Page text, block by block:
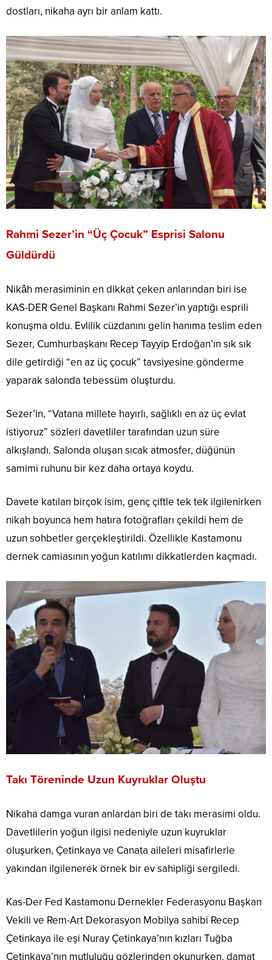
dostları, nikaha ayrı bir anlam kattı.
Rahmi Sezer’in “Üç Çocuk” Esprisi Salonu
Güldürdü
Nikâh merasiminin en dikkat çeken anlarından biri ise
KAS-DER Genel Başkanı Rahmi Sezer’in yaptığı esprili
konuşma oldu. Evlilik cüzdanını gelin hanıma teslim eden
Sezer, Cumhurbaşkanı Recep Tayyip Erdoğan’ın sık sık
dile getirdiği “en az üç çocuk” tavsiyesine gönderme
yaparak salonda tebessüm oluşturdu.
Sezer’in, “Vatana millete hayırlı, sağlıklı en az üç evlat
istiyoruz” sözleri davetliler tarafından uzun süre
alkışlandı. Salonda oluşan sıcak atmosfer, düğünün
samimi ruhunu bir kez daha ortaya koydu.
Davete katılan birçok isim, genç çiftle tek tek ilgilenirken
nikah boyunca hem hatıra fotoğrafları çekildi hem de
uzun sohbetler gerçekleştirildi. Özellikle Kastamonu
dernek camiasının yoğun katılımı dikkatlerden kaçmadı.
Takı Töreninde Uzun Kuyruklar Oluştu
Nikaha damga vuran anlardan biri de takı merasimi oldu.
Davetlilerin yoğun ilgisi nedeniyle uzun kuyruklar
oluşurken, Çetinkaya ve Canata aileleri misafirlerle
yakından ilgilenerek örnek bir ev sahipliği sergiledi.
Kas-Der Fed Kastamonu Dernekler Federasyonu Başkan
Vekili ve Rem-Art Dekorasyon Mobilya sahibi Recep
Çetinkaya ile eşi Nuray Çetinkaya’nın kızları Tuğba
Çetinkaya’nın mutluluğu gözlerinden okunurken, damat